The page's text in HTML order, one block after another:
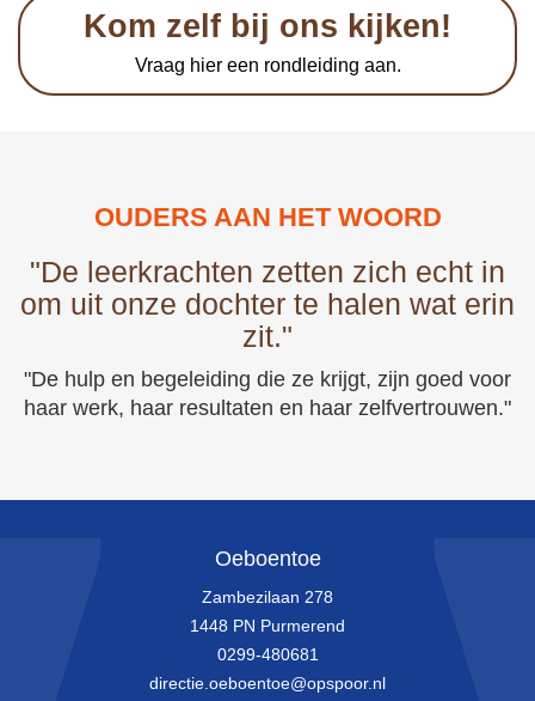
Kom zelf bij ons kijken!
Vraag hier een rondleiding aan.
OUDERS AAN HET WOORD
"De leerkrachten zetten zich echt in
om uit onze dochter te halen wat erin
zit."
"De hulp en begeleiding die ze krijgt, zijn goed voor
haar werk, haar resultaten en haar zelfvertrouwen."
Oeboentoe
Zambezilaan 278
1448 PN Purmerend
0299-480681
directie.oeboentoe@opspoor.nl